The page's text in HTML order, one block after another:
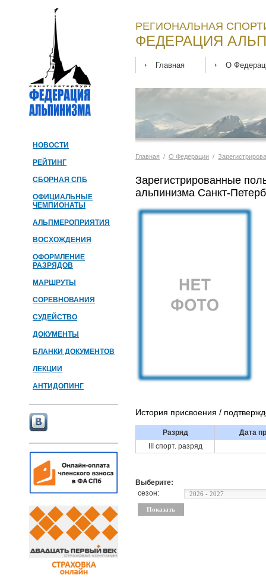
НОВОСТИ
РЕЙТИНГ
СБОРНАЯ СПБ
ОФИЦИАЛЬНЫЕ
ЧЕМПИОНАТЫ
АЛЬПМЕРОПРИЯТИЯ
ВОСХОЖДЕНИЯ
ОФОРМЛЕНИЕ
РАЗРЯДОВ
МАРШРУТЫ
СОРЕВНОВАНИЯ
СУДЕЙСТВО
ДОКУМЕНТЫ
БЛАНКИ ДОКУМЕНТОВ
ЛЕКЦИИ
АНТИДОПИНГ
РЕГИОНАЛЬНАЯ
ФЕДЕРАЦИЯ
Главная О
Главная / О Федерации /
Зарегистрированные
альпинизма Санкт-
История присвоения /
Разряд
Дата
III спорт. разряд
Выберите:
сезон: